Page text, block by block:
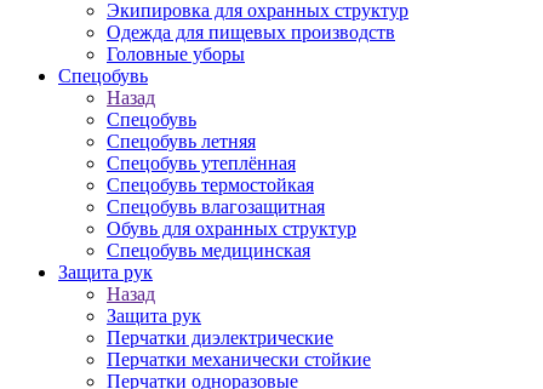
Экипировка для охранных структур
Одежда для пищевых производств
Головные уборы
Спецобувь
Назад
Спецобувь
Спецобувь летняя
Спецобувь утеплённая
Спецобувь термостойкая
Спецобувь влагозащитная
Обувь для охранных структур
Спецобувь медицинская
Защита рук
Назад
Защита рук
Перчатки диэлектрические
Перчатки механически стойкие
Перчатки одноразовые